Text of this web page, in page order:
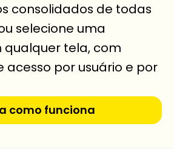
consolidados de todas
selecione uma
tela, com
acesso por usuário e por
como funciona